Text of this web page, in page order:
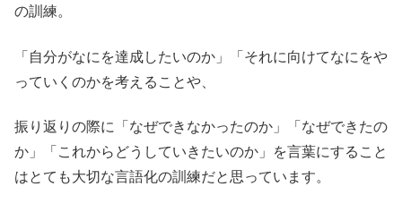
の訓練。
「自分がなにを達成したいのか」「それに向けてなにをや
っていくのかを考えることや、
振り返りの際に「なぜできなかったのか」「なぜできたの
か」「これからどうしていきたいのか」を言葉にすること
はとても大切な言語化の訓練だと思っています。